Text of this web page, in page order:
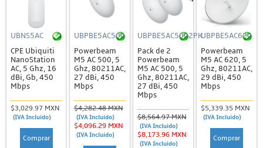
UBNS5AC
CPE Ubiquiti
NanoStation
AC, 5 Ghz, 16
dBi, Gb, 450
Mbps
$3,029.97 MXN
(IVA Incluido)
Comprar
UBPBE5AC500
Powerbeam
M5 AC 500, 5
Ghz, 80211AC,
27 dBi, 450
Mbps
$4,282.48 MXN
(IVA Incluido)
$4,096.29 MXN
(IVA Incluido)
UBPBE5AC5002PK
Pack de 2
Powerbeam
M5 AC 500, 5
Ghz, 80211AC,
27 dBi, 450
Mbps
$8,564.97 MXN
(IVA Incluido)
$8,173.96 MXN
(IVA Incluido)
UBPBE5AC620
Powerbeam
M5 AC 620, 5
Ghz, 80211AC,
29 dBi, 450
Mbps
$5,339.35 MXN
(IVA Incluido)
Comprar